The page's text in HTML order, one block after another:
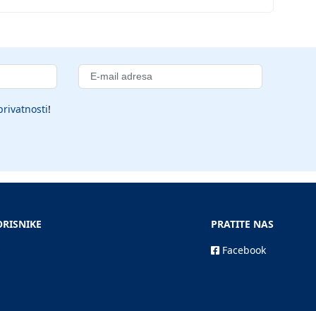
!
PRATITE NAS
Facebook